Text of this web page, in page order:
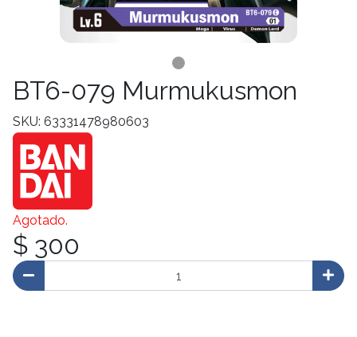
BT6-079 Murmukusmon
SKU: 63331478980603
Agotado.
$ 300